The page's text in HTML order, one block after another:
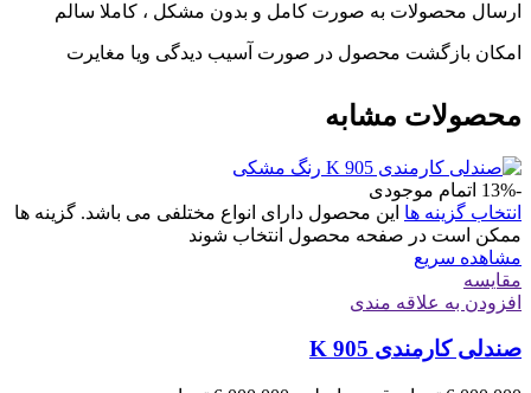
ارسال محصولات به صورت کامل و بدون مشکل ، کاملا سالم
امکان بازگشت محصول در صورت آسیب دیدگی ویا مغایرت
محصولات مشابه
-13%
اتمام موجودی
انتخاب گزینه ها این محصول دارای انواع مختلفی می باشد. گزینه ها
ممکن است در صفحه محصول انتخاب شوند
مشاهده سریع
مقایسه
افزودن به علاقه مندی
صندلی کارمندی K 905